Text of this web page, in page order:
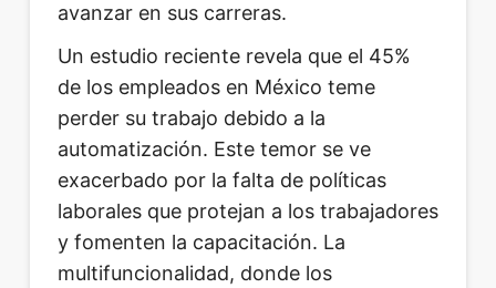
avanzar en sus carreras.
Un estudio reciente revela que el 45%
de los empleados en México teme
perder su trabajo debido a la
automatización. Este temor se ve
exacerbado por la falta de políticas
laborales que protejan a los trabajadores
y fomenten la capacitación. La
multifuncionalidad, donde los